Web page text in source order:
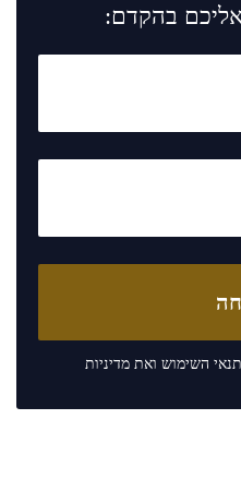
אליכם בהקדם:
תנאי השימוש ואת מדיניות